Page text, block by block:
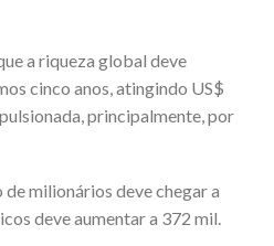
a riqueza global deve
cinco anos, atingindo US$
principalmente, por
de milionários deve chegar a
deve aumentar a 372 mil.